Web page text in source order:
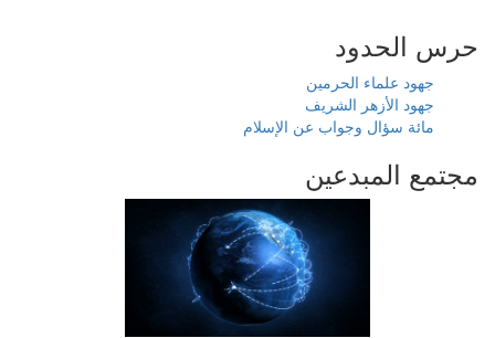
حرس الحدود
جهود علماء الحرمين
جهود الأزهر الشريف
مائة سؤال وجواب عن الإسلام
مجتمع المبدعين